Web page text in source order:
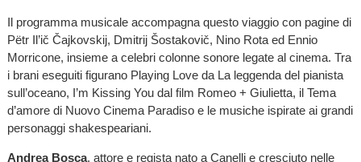
Il programma musicale accompagna questo viaggio con pagine di
Pëtr Il’ič Čajkovskij, Dmitrij Šostakovič, Nino Rota ed Ennio
Morricone, insieme a celebri colonne sonore legate al cinema. Tra
i brani eseguiti figurano Playing Love da La leggenda del pianista
sull’oceano, I’m Kissing You dal film Romeo + Giulietta, il Tema
d’amore di Nuovo Cinema Paradiso e le musiche ispirate ai grandi
personaggi shakespeariani.
Andrea Bosca, attore e regista nato a Canelli e cresciuto nelle